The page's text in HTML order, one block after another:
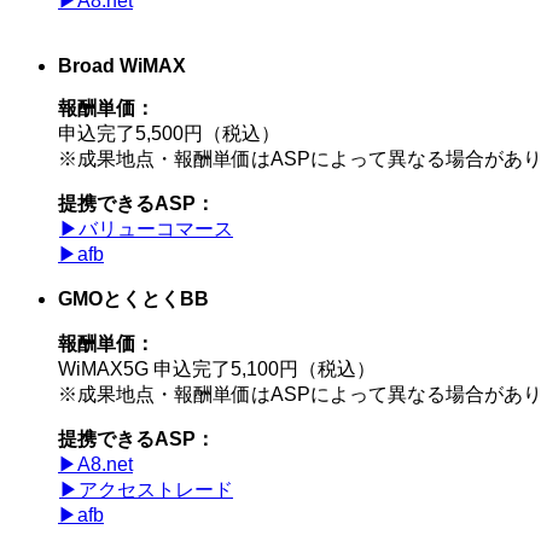
Broad WiMAX
報酬単価：
申込完了5,500円（税込）
※成果地点・報酬単価はASPによって異なる場合があり
提携できるASP：
▶︎バリューコマース
▶︎afb
GMOとくとくBB
報酬単価：
WiMAX5G 申込完了5,100円（税込）
※成果地点・報酬単価はASPによって異なる場合があり
提携できるASP：
▶︎A8.net
▶︎アクセストレード
▶︎afb